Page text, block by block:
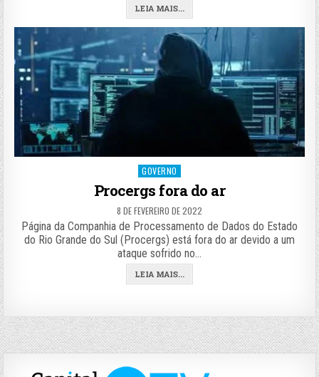
LEIA MAIS...
Posted
GOVERNO
Procergs fora do ar
8 DE FEVEREIRO DE 2022
Página da Companhia de Processamento de Dados do Estado
do Rio Grande do Sul (Procergs) está fora do ar devido a um
ataque sofrido no…
LEIA MAIS...